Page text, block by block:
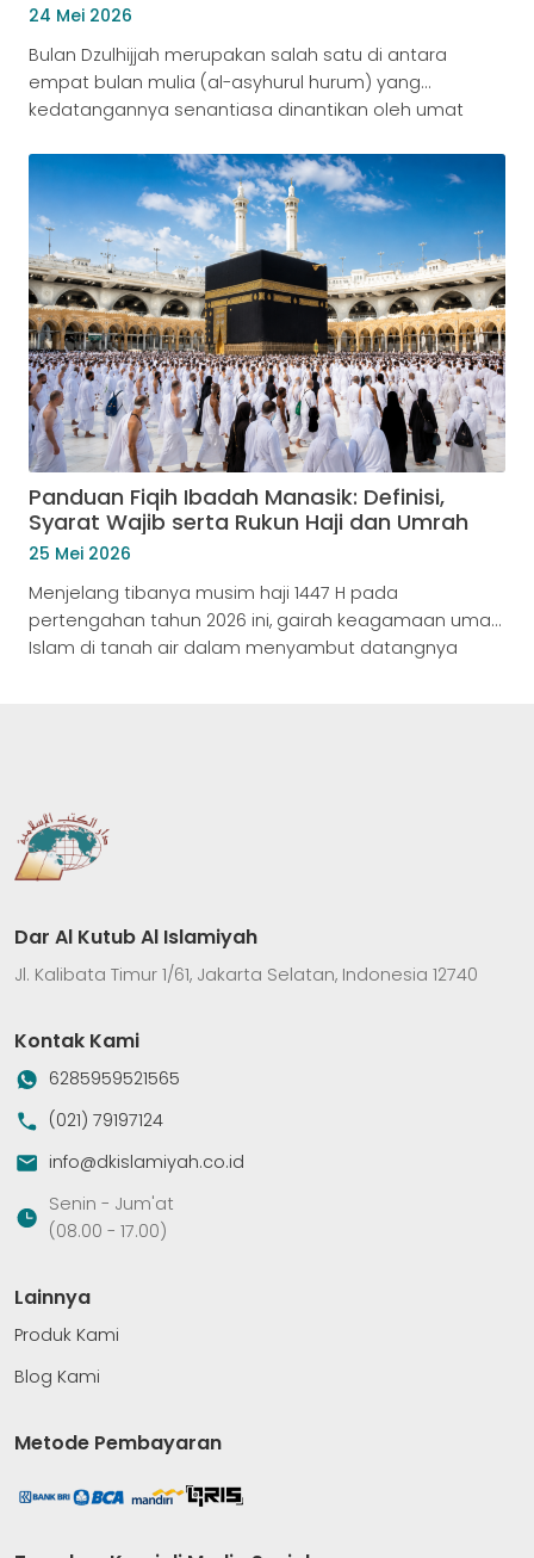
24 Mei 2026
Bulan Dzulhijjah merupakan salah satu di antara
empat bulan mulia (al-asyhurul hurum) yang
kedatangannya senantiasa dinantikan oleh umat
Allah Subhanahu Wa Ta’ala melipatgandakan pahala
amal saleh dan membuka pintu ampunan selebar-
lebarnya. Bagi kaum muslimin yang belum
mendapatkan kesempatan menunaikan ibadah haji
ke Tanah Suci, Allah memberikan anugerah agung […]
Panduan Fiqih Ibadah Manasik: Definisi,
Syarat Wajib serta Rukun Haji dan Umrah
25 Mei 2026
Menjelang tibanya musim haji 1447 H pada
pertengahan tahun 2026 ini, gairah keagamaan umat
Islam di tanah air dalam menyambut datangnya
untuk menyempurnakan […]
Dar Al Kutub Al Islamiyah
Jl. Kalibata Timur 1/61, Jakarta Selatan, Indonesia 12740
Kontak Kami
6285959521565
(021) 79197124
info@dkislamiyah.co.id
Senin - Jum'at
(08.00 - 17.00)
Lainnya
Produk Kami
Blog Kami
Metode Pembayaran